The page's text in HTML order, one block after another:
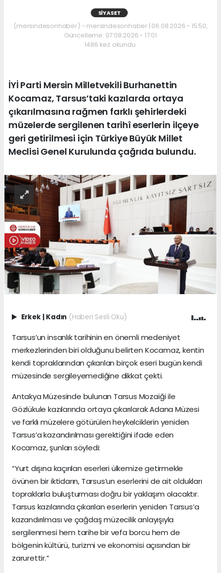
SIYASET
(mersindesonhaber) - mersindesonhaber | 06.08.2026 - 15:50,
Güncelleme: 07.08.2026 - 17:01
1486 kez okundu.
İYİ Parti Mersin Milletvekili Burhanettin
Kocamaz, Tarsus’taki kazılarda ortaya
çıkarılmasına rağmen farklı şehirlerdeki
müzelerde sergilenen tarihî eserlerin ilçeye
geri getirilmesi için Türkiye Büyük Millet
Meclisi Genel Kurulunda çağrıda bulundu.
Erkek | Kadın (Haberi Sesli Oku)
Tarsus’un insanlık tarihinin en önemli medeniyet
merkezlerinden biri olduğunu belirten Kocamaz, kentin
kendi topraklarından çıkarılan birçok eseri bugün kendi
müzesinde sergileyemediğine dikkat çekti.
Antakya Müzesinde bulunan Tarsus Mozaiği ile
Gözlükule kazılarında ortaya çıkarılarak Adana Müzesi
ve farklı müzelere götürülen heykelciklerin yeniden
Tarsus’a kazandırılması gerektiğini ifade eden
Kocamaz, şunları söyledi:
“Yurt dışına kaçırılan eserleri ülkemize getirmekle
övünen bir iktidarın, Tarsus’un eserlerini de ait oldukları
topraklarla buluşturması doğru bir yaklaşım olacaktır.
Tarsus kazılarında çıkarılan eserlerin yeniden Tarsus’a
kazandırılması ve çağdaş müzecilik anlayışıyla
sergilenmesi hem tarihe bir vefa borcu hem de
bölgenin kültürü, turizmi ve ekonomisi açısından bir
zarurettir.”